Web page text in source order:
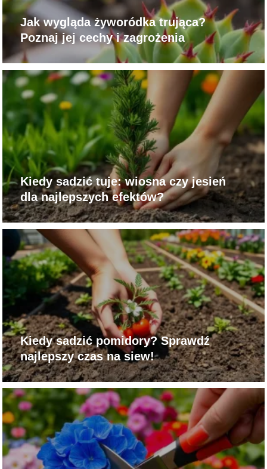
Jak wygląda żyworódka trująca?
Poznaj jej cechy i zagrożenia
Kiedy sadzić tuje: wiosna czy jesień
dla najlepszych efektów?
Kiedy sadzić pomidory? Sprawdź
najlepszy czas na siew!